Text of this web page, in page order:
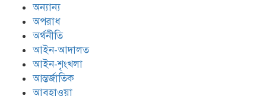
অন্যান্য
অপরাধ
অর্থনীতি
আইন-আদালত
আইন-শৃংখলা
আন্তর্জাতিক
আবহাওয়া